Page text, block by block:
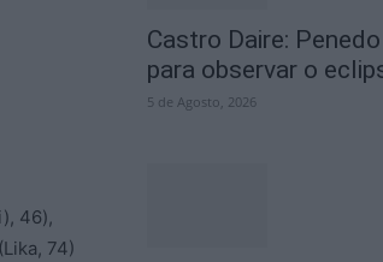
46),
74)
Castro Daire:
para observar o
5 de Agosto, 2026